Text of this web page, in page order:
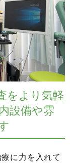
をより気軽
設備や雰
に力を入れて